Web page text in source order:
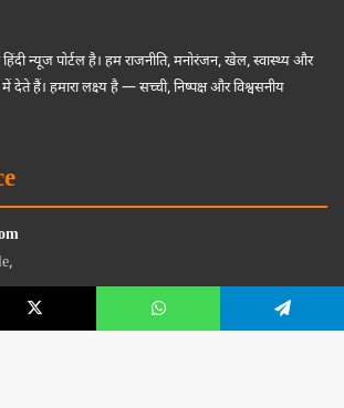
न्यूज पोर्टल है। हम राजनीति, मनोरंजन, खेल, स्वास्थ्य और
में देते हैं। हमारा लक्ष्य है — सच्ची, निष्पक्ष और विश्वसनीय